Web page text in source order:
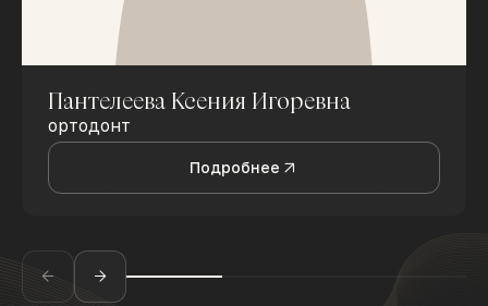
Пантелеева Ксения Игоревна
ортодонт
Подробнее